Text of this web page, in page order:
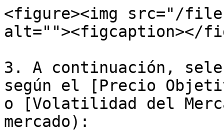
<figure><img src="/
alt=""><figcaption></
3. A continuación,
según el [Precio
o [Volatilidad del
mercado):